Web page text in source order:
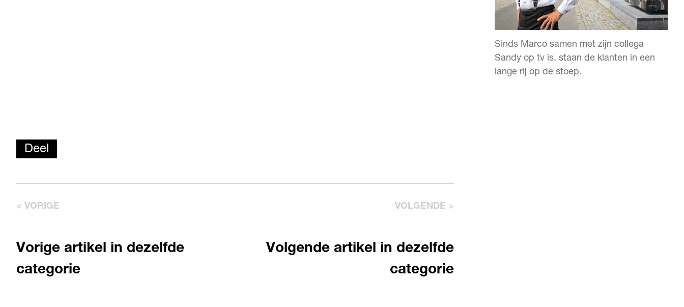
Sinds Marco samen met zijn collega
Sandy op tv is, staan de klanten in een
lange rij op de stoep.
Deel
< VORIGE
Vorige artikel in dezelfde
categorie
VOLGENDE >
Volgende artikel in dezelfde
categorie